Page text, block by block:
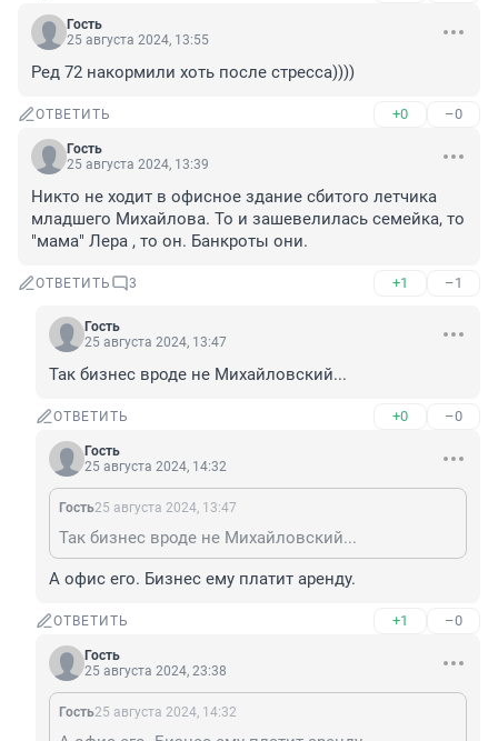
Гость
25 августа 2024, 13:55
Ред 72 накормили хоть после стресса))))
ОТВЕТИТЬ +0 –0
Гость
25 августа 2024, 13:39
Никто не ходит в офисное здание сбитого летчика
младшего Михайлова. То и зашевелилась семейка, то
"мама" Лера , то он. Банкроты они.
ОТВЕТИТЬ 3 +1 –1
Гость
25 августа 2024, 13:47
Так бизнес вроде не Михайловский...
ОТВЕТИТЬ +0 –0
Гость
25 августа 2024, 14:32
Гость25 августа 2024, 13:47
Так бизнес вроде не Михайловский...
А офис его. Бизнес ему платит аренду.
ОТВЕТИТЬ +1 –0
Гость
25 августа 2024, 23:38
Гость25 августа 2024, 14:32